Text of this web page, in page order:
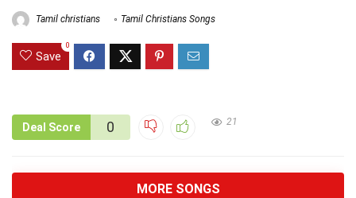
Tamil christians Tamil Christians Songs
Save
0
Deal Score 0 21
MORE SONGS